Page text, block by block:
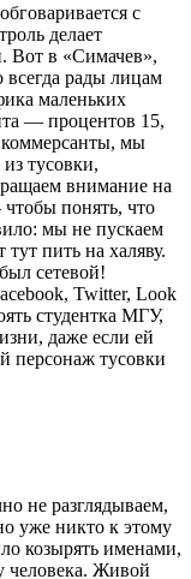
с
делает
Вот в «Симачев»,
рады лицам
маленьких
— процентов 15,
мы
тусовки,
внимание на
понять, что
мы не пускаем
пить на халяву.
сетевой!
Twitter, Look
студентка МГУ,
даже если ей
персонаж тусовки
не разглядываем,
уже никто к этому
козырять именами,
человека. Живой